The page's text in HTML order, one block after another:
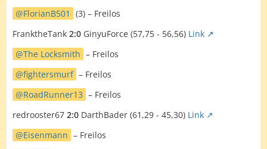
FlorianB501
(3) – Freilos
FranktheTank 2:0 GinyuForce (57,75 - 56,56) Link
The Locksmith – Freilos
fightersmurf – Freilos
RoadRunner13 – Freilos
redrooster67 2:0 DarthBader (61,29 - 45,30) Link
Eisenmann – Freilos